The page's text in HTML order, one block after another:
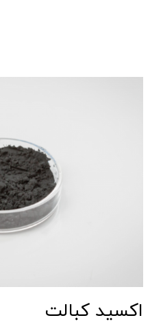
اکسید کبالت